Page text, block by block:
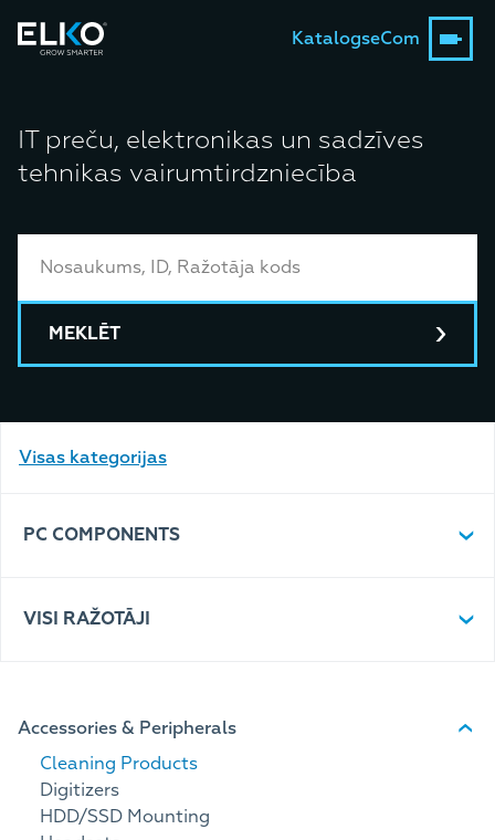
KatalogseCom
IT preču, elektronikas un sadzīves
tehnikas vairumtirdzniecība
MEKLĒT
Visas kategorijas
PC COMPONENTS
VISI RAŽOTĀJI
Accessories & Peripherals
Cleaning Products
Digitizers
HDD/SSD Mounting